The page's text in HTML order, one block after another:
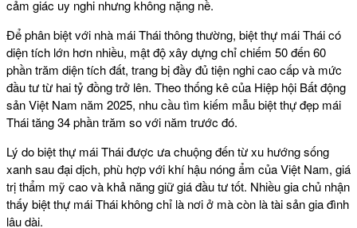
cảm giác uy nghi nhưng không nặng nề.
Để phân biệt với nhà mái Thái thông thường, biệt thự mái Thái có
diện tích lớn hơn nhiều, mật độ xây dựng chỉ chiếm 50 đến 60
phần trăm diện tích đất, trang bị đầy đủ tiện nghi cao cấp và mức
đầu tư từ hai tỷ đồng trở lên. Theo thống kê của Hiệp hội Bất động
sản Việt Nam năm 2025, nhu cầu tìm kiếm mẫu biệt thự đẹp mái
Thái tăng 34 phần trăm so với năm trước đó.
Lý do biệt thự mái Thái được ưa chuộng đến từ xu hướng sống
xanh sau đại dịch, phù hợp với khí hậu nóng ẩm của Việt Nam, giá
trị thẩm mỹ cao và khả năng giữ giá đầu tư tốt. Nhiều gia chủ nhận
thấy biệt thự mái Thái không chỉ là nơi ở mà còn là tài sản gia đình
lâu dài.